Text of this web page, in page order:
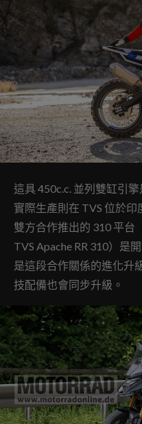
這具 450c.c. 並列雙缸引
實際生產則在 TVS 位於
雙方合作推出的 310 平台
TVS Apache RR 310）是
是這段合作關係的進化升
技配備也會同步升級。